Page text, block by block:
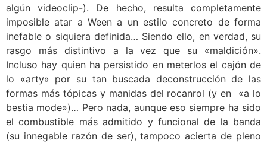
algún videoclip-). De hecho, resulta completamente
imposible atar a Ween a un estilo concreto de forma
inefable o siquiera definida… Siendo ello, en verdad, su
rasgo más distintivo a la vez que su «maldición».
Incluso hay quien ha persistido en meterlos el cajón de
lo «arty» por su tan buscada deconstrucción de las
formas más tópicas y manidas del rocanrol (y en «a lo
bestia mode»)… Pero nada, aunque eso siempre ha sido
el combustible más admitido y funcional de la banda
(su innegable razón de ser), tampoco acierta de pleno